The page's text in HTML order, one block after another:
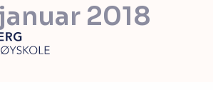
2018